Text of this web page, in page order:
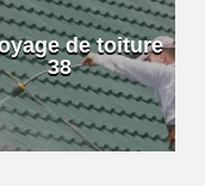
de toiture
38